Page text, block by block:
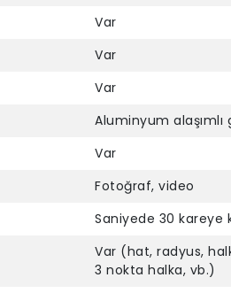
Var
Var
Var
Aluminyum alaşımlı
Var
Fotoğraf, video
Saniyede 30 kareye
Var (hat, radyus,
3 nokta halka, vb.)